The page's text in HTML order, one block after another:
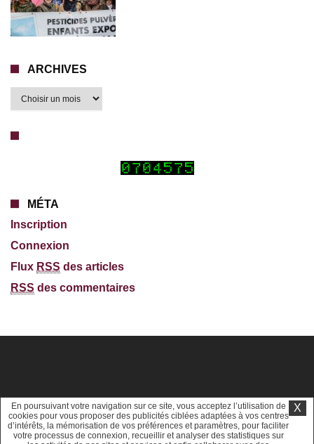
ARCHIVES
MÉTA
Inscription
Connexion
Flux RSS des articles
RSS des commentaires
En poursuivant votre navigation sur ce site, vous acceptez l’utilisation de
cookies pour vous proposer des publicités ciblées adaptées à vos centres
d’intérêts, la mémorisation de vos préférences et paramètres, pour faciliter
votre processus de connexion, recueillir et analyser des statistiques sur
X